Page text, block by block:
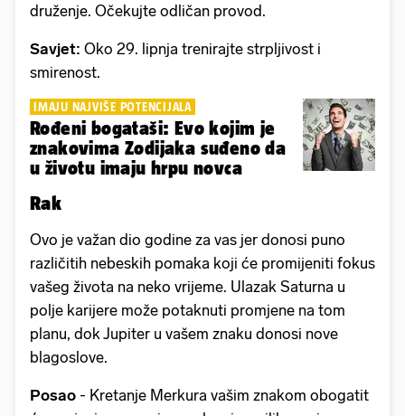
druženje. Očekujte odličan provod.
Savjet: Oko 29. lipnja trenirajte strpljivost i
smirenost.
IMAJU NAJVIŠE POTENCIJALA
Rođeni bogataši: Evo kojim je
znakovima Zodijaka suđeno da
u životu imaju hrpu novca
Rak
Ovo je važan dio godine za vas jer donosi puno
različitih nebeskih pomaka koji će promijeniti fokus
vašeg života na neko vrijeme. Ulazak Saturna u
polje karijere može potaknuti promjene na tom
planu, dok Jupiter u vašem znaku donosi nove
blagoslove.
Posao - Kretanje Merkura vašim znakom obogatit